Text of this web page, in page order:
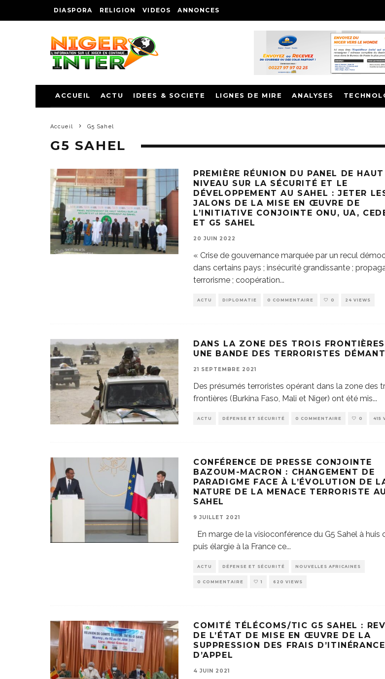
DIASPORA RELIGION VIDEOS ANNONCES
ACCUEIL ACTU IDEES & SOCIETE LIGNES DE MIRE ANALYSES
Accueil G5 Sahel
G5 SAHEL
PREMIÈRE RÉUNION DU PANEL DE HAUT
NIVEAU SUR LA SÉCURITÉ ET LE
DÉVELOPPEMENT AU SAHEL : JETER
JALONS DE LA MISE EN ŒUVRE DE
L’INITIATIVE CONJOINTE ONU, UA,
ET G5 SAHEL
20 JUIN 2022
« Crise de gouvernance marquée par un recul
dans certains pays ; insécurité grandissante ;
terrorisme ; coopération...
ACTU DIPLOMATIE 0 COMMENTAIRE 0 24 VIEWS
DANS LA ZONE DES TROIS
UNE BANDE DES TERRORISTES
21 SEPTEMBRE 2021
Des présumés terroristes opérant dans la zone des
frontières (Burkina Faso, Mali et Niger) ont été mis...
ACTU DÉFENSE ET SÉCURITÉ 0 COMMENTAIRE 0 415
CONFÉRENCE DE PRESSE CONJOINTE
BAZOUM-MACRON : CHANGEMENT DE
PARADIGME FACE À L’ÉVOLUTION DE
NATURE DE LA MENACE TERRORISTE AU
SAHEL
9 JUILLET 2021
En marge de la visioconférence du G5 Sahel à huis
puis élargie à la France ce...
ACTU DÉFENSE ET SÉCURITÉ NOUVELLES AFRICAINES
0 COMMENTAIRE 1 620 VIEWS
COMITÉ TÉLÉCOMS/TIC G5 SAHEL :
DE L’ÉTAT DE MISE EN ŒUVRE DE LA
SUPPRESSION DES FRAIS D’ITINÉRANCE
D’APPEL
4 JUIN 2021